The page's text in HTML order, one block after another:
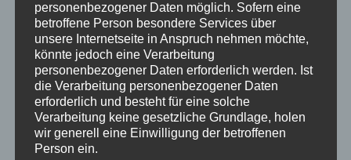
Starkregenereignissen arbeitet die FF Alsterdorf in Eigenregie
ab. Dies passiert, gerade zur Sturm- oder Gewittersaison,
auch außerhalb des eigenen Einsatzgebietes im gesamten
Hamburger Stadtgebiet.
Medizinische Erstversorgung
Jedes Mitglied der FF Alsterdorf hat im Rahmen der knapp 3
personenbezogener Daten möglich. Sofern eine
betroffene Person besondere Services über
unsere Internetseite in Anspruch nehmen möchte,
könnte jedoch eine Verarbeitung
personenbezogener Daten erforderlich werden. Ist
die Verarbeitung personenbezogener Daten
erforderlich und besteht für eine solche
Verarbeitung keine gesetzliche Grundlage, holen
wir generell eine Einwilligung der betroffenen
Person ein.